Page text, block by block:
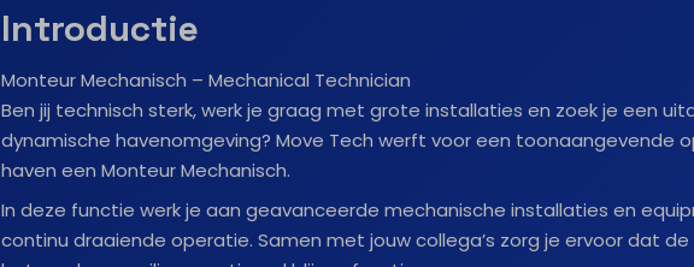
Introductie
Monteur Mechanisch – Mechanical Technician
Ben jij technisch sterk, werk je graag met grote installaties en zoek je een
dynamische havenomgeving? Move Tech werft voor een toonaangevende
haven een Monteur Mechanisch.
In deze functie werk je aan geavanceerde mechanische installaties en
continu draaiende operatie. Samen met jouw collega’s zorg je ervoor dat